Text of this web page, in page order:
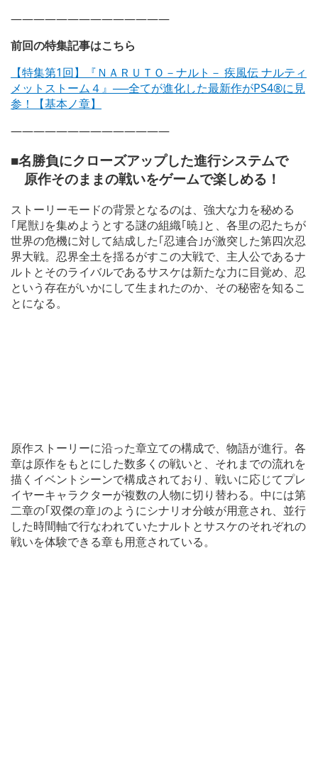
——————————————
前回の特集記事はこちら
【特集第1回】『ＮＡＲＵＴＯ－ナルト－ 疾風伝 ナルティ
メットストーム４』──全てが進化した最新作がPS4®に見
参！【基本ノ章】
——————————————
■名勝負にクローズアップした進行システムで
原作そのままの戦いをゲームで楽しめる！
ストーリーモードの背景となるのは、強大な力を秘める
｢尾獣｣を集めようとする謎の組織｢暁｣と、各里の忍たちが
世界の危機に対して結成した｢忍連合｣が激突した第四次忍
界大戦。忍界全土を揺るがすこの大戦で、主人公であるナ
ルトとそのライバルであるサスケは新たな力に目覚め、忍
という存在がいかにして生まれたのか、その秘密を知るこ
とになる。
原作ストーリーに沿った章立ての構成で、物語が進行。各
章は原作をもとにした数多くの戦いと、それまでの流れを
描くイベントシーンで構成されており、戦いに応じてプレ
イヤーキャラクターが複数の人物に切り替わる。中には第
二章の｢双傑の章｣のようにシナリオ分岐が用意され、並行
した時間軸で行なわれていたナルトとサスケのそれぞれの
戦いを体験できる章も用意されている。